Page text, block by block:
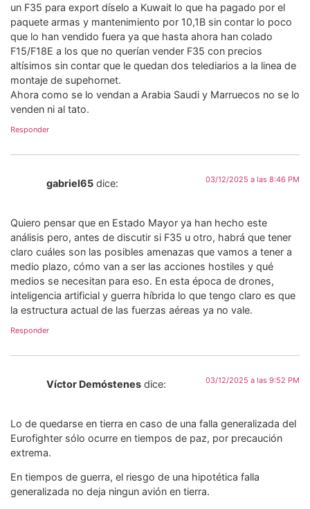
un F35 para export díselo a Kuwait lo que ha pagado por el
paquete armas y mantenimiento por 10,1B sin contar lo poco
que lo han vendido fuera ya que hasta ahora han colado
F15/F18E a los que no querían vender F35 con precios
altísimos sin contar que le quedan dos telediarios a la linea de
montaje de supehornet.
Ahora como se lo vendan a Arabia Saudi y Marruecos no se lo
venden ni al tato.
Responder
gabriel65 dice: 03/12/2025 a las 8:46 PM
Quiero pensar que en Estado Mayor ya han hecho este
análisis pero, antes de discutir si F35 u otro, habrá que tener
claro cuáles son las posibles amenazas que vamos a tener a
medio plazo, cómo van a ser las acciones hostiles y qué
medios se necesitan para eso. En esta época de drones,
inteligencia artificial y guerra híbrida lo que tengo claro es que
la estructura actual de las fuerzas aéreas ya no vale.
Responder
Víctor Demóstenes dice: 03/12/2025 a las 9:52 PM
Lo de quedarse en tierra en caso de una falla generalizada del
Eurofighter sólo ocurre en tiempos de paz, por precaución
extrema.
En tiempos de guerra, el riesgo de una hipotética falla
generalizada no deja ningun avión en tierra.